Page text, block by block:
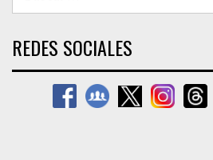
REDES SOCIALES